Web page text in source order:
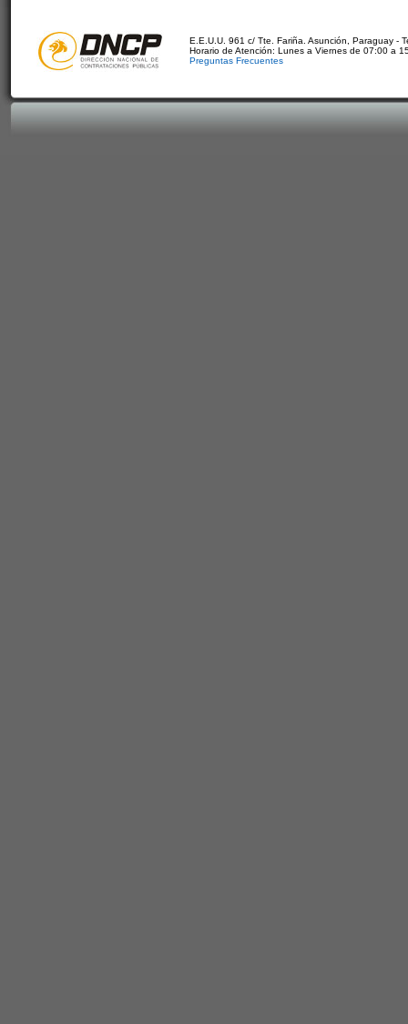
E.E.U.U. 961 c/ Tte. Fariña. Asunción, Paraguay -
Horario de Atención: Lunes a Viernes de 07:00 a
Preguntas Frecuentes